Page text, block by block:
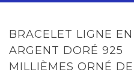
BRACELET LIGNE EN
ARGENT DORÉ 925
MILLIÈMES ORNÉ DE